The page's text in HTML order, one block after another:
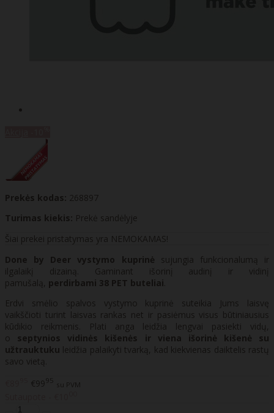
Prekės kodas: 268897
Turimas kiekis: Prekė sandėlyje
Šiai prekei pristatymas yra NEMOKAMAS!
Done by Deer vystymo kuprinė sujungia funkcionalumą ir
ilgalaikį dizainą. Gaminant išorinį audinį ir vidinį
pamušalą, perdirbami 38 PET buteliai
Erdvi smėlio spalvos vystymo kuprinė suteikia Jums laisvę
vaikščioti turint laisvas rankas net ir pasiėmus visus būtiniausius
kūdikio reikmenis. Plati anga leidžia lengvai pasiekti vidų,
o septynios vidinės kišenės ir viena išorinė kišenė su
užtrauktuku leidžia palaikyti tvarką, kad kiekvienas daiktelis rastų
savo vietą.
€9995 su PVM